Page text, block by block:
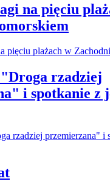
na pięciu
rzadziej
i spotkanie z